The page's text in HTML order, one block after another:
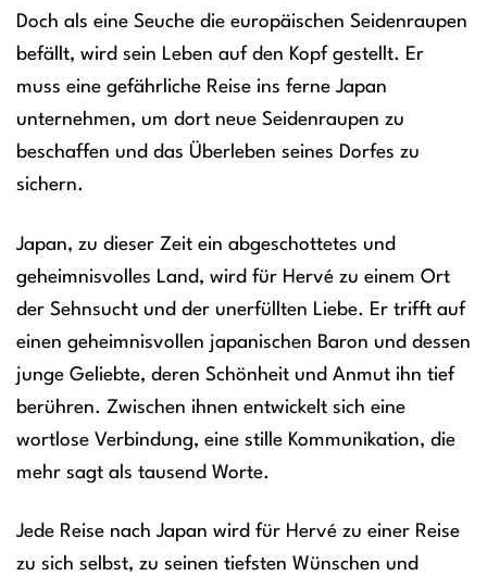
Doch als eine Seuche die europäischen Seidenraupen
befällt, wird sein Leben auf den Kopf gestellt. Er
muss eine gefährliche Reise ins ferne Japan
unternehmen, um dort neue Seidenraupen zu
beschaffen und das Überleben seines Dorfes zu
sichern.
Japan, zu dieser Zeit ein abgeschottetes und
geheimnisvolles Land, wird für Hervé zu einem Ort
der Sehnsucht und der unerfüllten Liebe. Er trifft auf
einen geheimnisvollen japanischen Baron und dessen
junge Geliebte, deren Schönheit und Anmut ihn tief
berühren. Zwischen ihnen entwickelt sich eine
wortlose Verbindung, eine stille Kommunikation, die
mehr sagt als tausend Worte.
Jede Reise nach Japan wird für Hervé zu einer Reise
zu sich selbst, zu seinen tiefsten Wünschen und